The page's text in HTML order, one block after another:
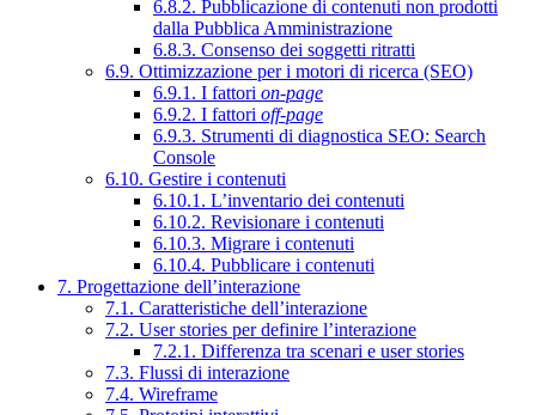
6.8.2. Pubblicazione di contenuti non prodotti
dalla Pubblica Amministrazione
6.8.3. Consenso dei soggetti ritratti
6.9. Ottimizzazione per i motori di ricerca (SEO)
6.9.1. I fattori on-page
6.9.2. I fattori off-page
6.9.3. Strumenti di diagnostica SEO: Search
Console
6.10. Gestire i contenuti
6.10.1. L’inventario dei contenuti
6.10.2. Revisionare i contenuti
6.10.3. Migrare i contenuti
6.10.4. Pubblicare i contenuti
7. Progettazione dell’interazione
7.1. Caratteristiche dell’interazione
7.2. User stories per definire l’interazione
7.2.1. Differenza tra scenari e user stories
7.3. Flussi di interazione
7.4. Wireframe